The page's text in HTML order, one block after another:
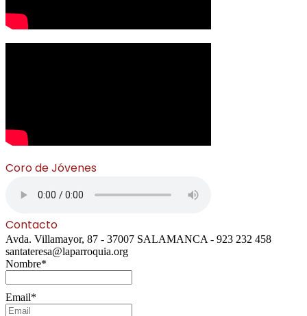
Coro de Jóvenes
Contacto
Avda. Villamayor, 87 - 37007 SALAMANCA - 923 232 458
santateresa@laparroquia.org
Nombre*
Email*